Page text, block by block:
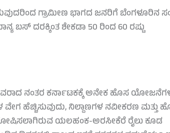
ಗ್ರಾಮೀಣ ಭಾಗದ ಜನರಿಗೆ ಬೆಂಗಳೂರಿನ
ಬಸ್ ದರಕ್ಕಿಂತ ಶೇಕಡಾ 50 ರಿಂದ 60 ರಷ್ಟು
ನಂತರ ಕರ್ನಾಟಕಕ್ಕೆ ಅನೇಕ ಹೊಸ
ವೇಗ ಹೆಚ್ಚಿಸುವುದು, ನಿಲ್ದಾಣಗಳ ನವೀಕರಣ ಮತ್ತು
ಯಲಹಂಕ-ಅರಸೀಕೆರೆ ರೈಲು ಕೂಡ